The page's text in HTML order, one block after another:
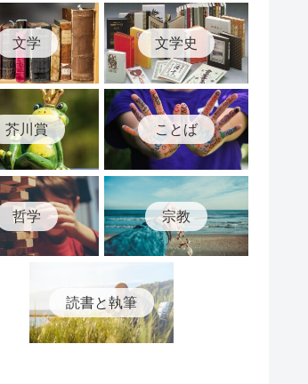
文学 文学史
芥川賞 ことば
哲学 宗教
読書と執筆